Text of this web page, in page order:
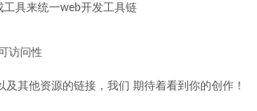
具来统一web开发工具链
访问性
及其他资源的链接，我们 期待着看到你的创作！